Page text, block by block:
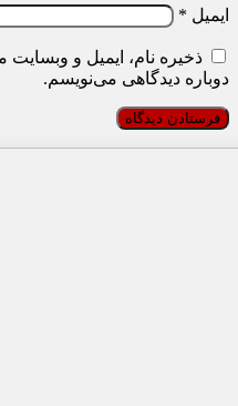
ایمیل *
ذخیره نام، ایمیل و
دوباره دیدگاهی می‌نویسم.